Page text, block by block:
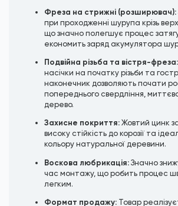
Фреза на стрижні (розширювач):
при проходженні шурупа крізь
що значно полегшує процес
економить заряд акумулятора
Подвійна різьба та вістря-фреза:
насічки на початку різьби та
наконечник дозволяють почати
попереднього свердління,
дерево.
Захисне покриття: Жовтий цинк
високу стійкість до корозії та
кольору натуральної деревини.
Воскова любрикація: Значно
час монтажу, що робить процес
легким.
Формат продажу: Товар